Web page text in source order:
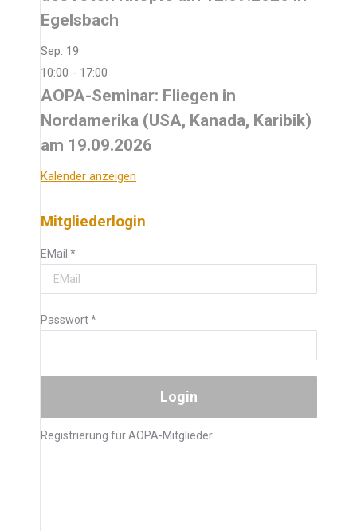
Egelsbach
Sep. 19
10:00 - 17:00
AOPA-Seminar: Fliegen in
Nordamerika (USA, Kanada, Karibik)
am 19.09.2026
Kalender anzeigen
Mitgliederlogin
EMail *
Passwort*
Registrierung für AOPA-Mitglieder